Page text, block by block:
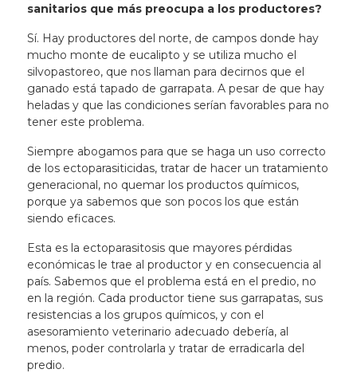
sanitarios que más preocupa a los productores?
Sí. Hay productores del norte, de campos donde hay
mucho monte de eucalipto y se utiliza mucho el
silvopastoreo, que nos llaman para decirnos que el
ganado está tapado de garrapata. A pesar de que hay
heladas y que las condiciones serían favorables para no
tener este problema.
Siempre abogamos para que se haga un uso correcto
de los ectoparasiticidas, tratar de hacer un tratamiento
generacional, no quemar los productos químicos,
porque ya sabemos que son pocos los que están
siendo eficaces.
Esta es la ectoparasitosis que mayores pérdidas
económicas le trae al productor y en consecuencia al
país. Sabemos que el problema está en el predio, no
en la región. Cada productor tiene sus garrapatas, sus
resistencias a los grupos químicos, y con el
asesoramiento veterinario adecuado debería, al
menos, poder controlarla y tratar de erradicarla del
predio.